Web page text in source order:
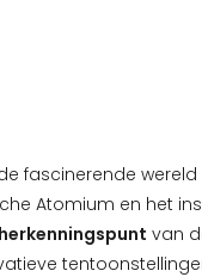
fascinerende
Atomium en het
van